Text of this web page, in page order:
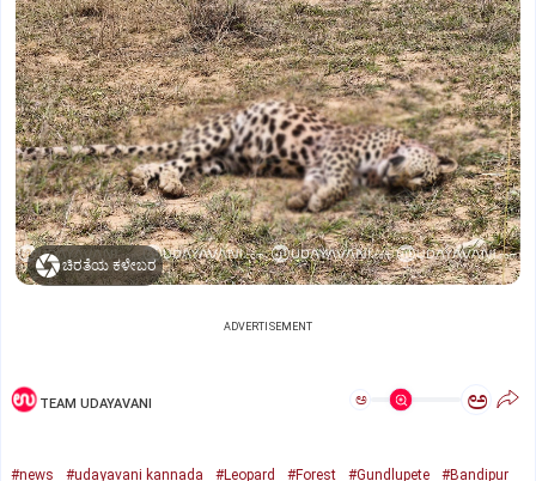
ಚಿರತೆಯ ಕಳೇಬರ
ADVERTISEMENT
TEAM UDAYAVANI ಅ ಅ
#news #udayavani kannada #Leopard #Forest #Gundlupete
#Bandipur